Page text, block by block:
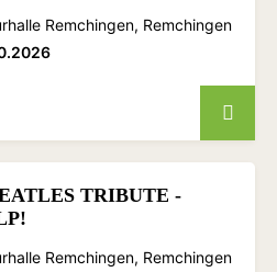
Remchingen, Remchingen
TRIBUTE -
Remchingen, Remchingen